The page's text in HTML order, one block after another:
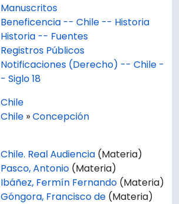
Manuscritos
Beneficencia -- Chile -- Historia
Historia -- Fuentes
Registros Públicos
Notificaciones (Derecho) -- Chile -
- Siglo 18
Chile
Chile »Concepción
Chile. Real Audiencia (Materia)
Pasco, Antonio (Materia)
Ibáñez, Fermín Fernando (Materia)
Góngora, Francisco de (Materia)